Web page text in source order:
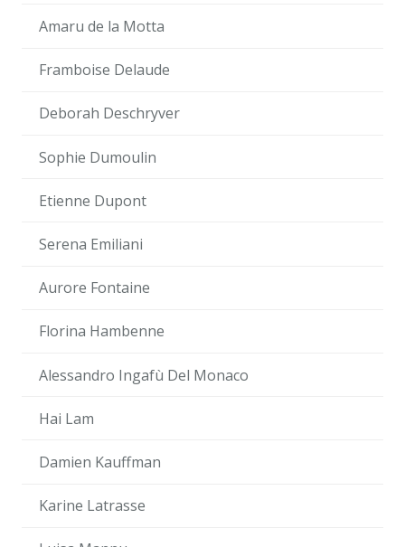
Amaru de la Motta
Framboise Delaude
Deborah Deschryver
Sophie Dumoulin
Etienne Dupont
Serena Emiliani
Aurore Fontaine
Florina Hambenne
Alessandro Ingafù Del Monaco
Hai Lam
Damien Kauffman
Karine Latrasse